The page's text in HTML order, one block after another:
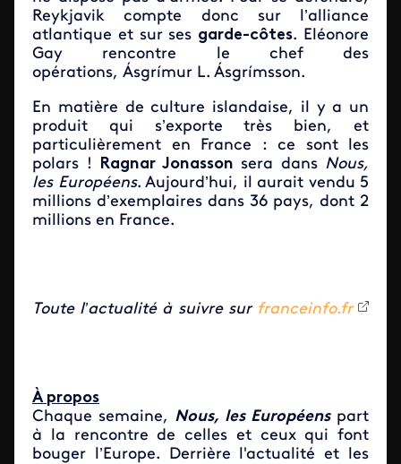
Reykjavik compte donc sur l’alliance
atlantique et sur ses garde-côtes. Eléonore
Gay rencontre le chef des
opérations, Ásgrímur L. Ásgrímsson.
En matière de culture islandaise, il y a un
produit qui s’exporte très bien, et
particulièrement en France : ce sont les
polars ! Ragnar Jonasson sera dans Nous,
les Européens. Aujourd’hui, il aurait vendu 5
millions d’exemplaires dans 36 pays, dont 2
millions en France.
Toute l’actualité à suivre sur franceinfo.fr
À propos
Chaque semaine, Nous, les Européenspart
à la rencontre de celles et ceux qui font
bouger l’Europe. Derrière l'actualité et les